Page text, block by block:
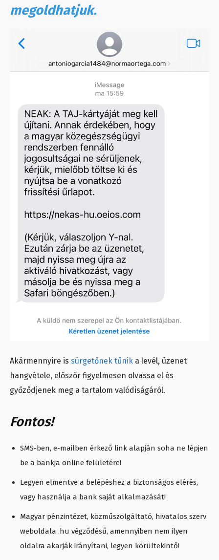
megoldhatjuk.
Akármennyire is sürgetőnek tűnik a levél, üzenet
hangvétele, előszőr figyelmesen olvassa el és
győződjenek meg a tartalom valódiságáról.
Fontos!
SMS-ben, e-mailben érkező link alapján soha ne lépjen
be a bankja online felületére!
Legyen elmentve a belépéshez a biztonságos elérés,
vagy használja a bank saját alkalmazását!
Magyar pénzintézet, közműszolgáltató, hivatalos szerv
weboldala .hu végződésű, amennyiben nem ilyen
oldalra akarják irányítani, legyen körültekintő!